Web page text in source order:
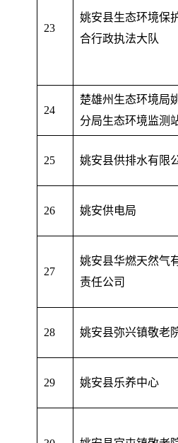
23
姚安县生态环境保
合行政执法大队
24
楚雄州生态环境局
分局生态环境监测
25 姚安县供排水有限
26 姚安供电局
27
姚安县华燃天然气
责任公司
28 姚安县弥兴镇敬老
29 姚安县乐养中心